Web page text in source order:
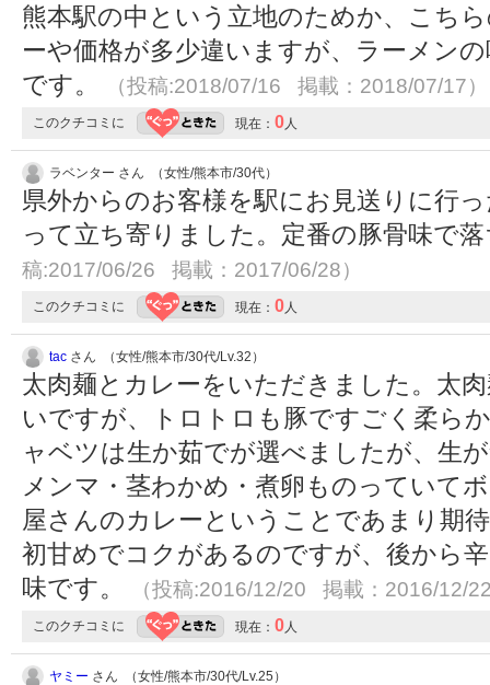
熊本駅の中という立地のためか、こち
ーや価格が多少違いますが、ラーメン
です。
（投稿:2018/07/16 掲載：2018/07/17）
このクチコミに 現在： 0 人
ラベンター さん （女性/熊本市/30代）
県外からのお客様を駅にお見送りに行
って立ち寄りました。定番の豚骨味で
稿:2017/06/26 掲載：2017/06/28）
このクチコミに 現在： 0 人
tac さん （女性/熊本市/30代/Lv.32）
太肉麺とカレーをいただきました。太
いですが、トロトロも豚ですごく柔ら
ャベツは生か茹でが選べましたが、生
メンマ・茎わかめ・煮卵ものっていて
屋さんのカレーということであまり期
初甘めでコクがあるのですが、後から
味です。
（投稿:2016/12/20 掲載：2016/12/
このクチコミに 現在： 0 人
ヤミー さん （女性/熊本市/30代/Lv.25）